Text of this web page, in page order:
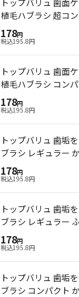
トップバリュ 歯面
植毛ハブラシ 超コ
178円
税込195.8円
トップバリュ 歯面
植毛ハブラシ コン
178円
税込195.8円
トップバリュ 歯垢
ブラシ レギュラー
178円
税込195.8円
トップバリュ 歯垢
ブラシ レギュラー
178円
税込195.8円
トップバリュ 歯垢
ブラシ コンパクト